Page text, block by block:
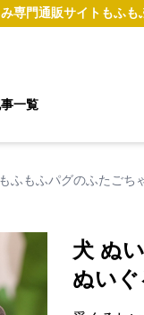
専門通販サイト もふも
一覧
ふもふパグのふたごち
犬 ぬ
ぬい